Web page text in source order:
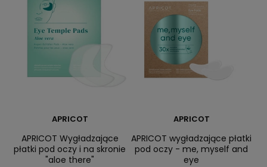
APRICOT
APRICOT Wygładzające
płatki pod oczy i na skronie
"aloe there"
APRICOT
APRICOT wygładzające płatki
pod oczy - me, myself and
eye